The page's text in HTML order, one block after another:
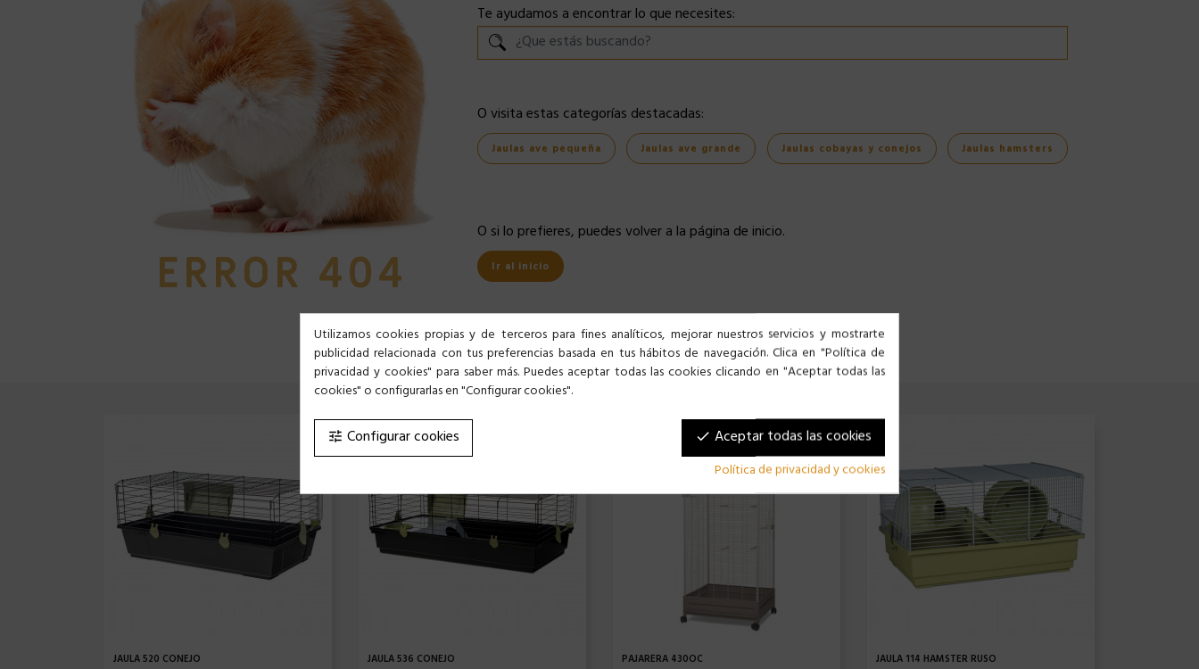
ERROR 404
Te ayudamos a encontrar lo que necesites:
O visita estas categorías destacadas:
Jaulas ave pequeña Jaulas ave grande Jaulas cobayas y conejos Jaulas hamsters
O si lo prefieres, puedes volver a la página de inicio.
Ir al inicio
JAULA 520 CONEJO JAULA 536 CONEJO PAJARERA 430OC JAULA 114 HÁMSTER RUSO
Utilizamos cookies propias y de terceros para fines analíticos, mejorar nuestros servicios y mostrarte
publicidad relacionada con tus preferencias basada en tus hábitos de navegación. Clica en "Política de
privacidad y cookies" para saber más. Puedes aceptar todas las cookies clicando en "Aceptar todas las
cookies" o configurarlas en "Configurar cookies".
done Aceptar todas las cookies
tune Configurar cookies
Política de privacidad y cookies